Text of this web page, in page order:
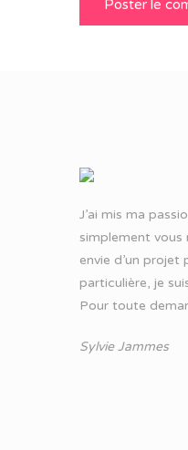
J’ai mis ma
simplement vous
envie d’un projet
particulière, je
Pour toute
Sylvie Jammes